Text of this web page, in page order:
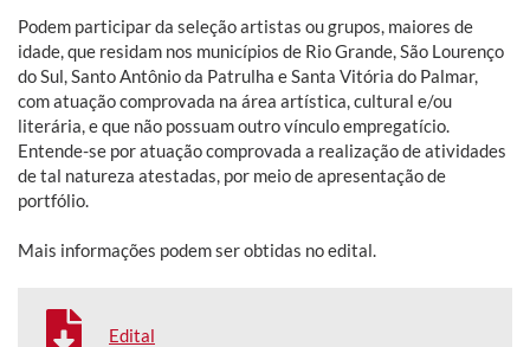
Podem participar da seleção artistas ou grupos, maiores de
idade, que residam nos municípios de Rio Grande, São Lourenço
do Sul, Santo Antônio da Patrulha e Santa Vitória do Palmar,
com atuação comprovada na área artística, cultural e/ou
literária, e que não possuam outro vínculo empregatício.
Entende-se por atuação comprovada a realização de atividades
de tal natureza atestadas, por meio de apresentação de
portfólio.
Mais informações podem ser obtidas no edital.
Edital